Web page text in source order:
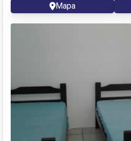
Mapa